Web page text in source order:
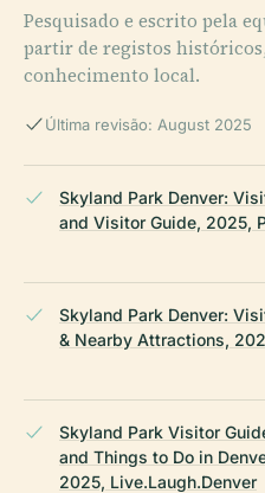
Pesquisado e escrito pela
partir de registos
conhecimento local.
Última revisão: August 2025
Skyland Park Denver:
and Visitor Guide, 2025,
Skyland Park Denver:
& Nearby Attractions,
Skyland Park Visitor
and Things to Do in
2025, Live.Laugh.Denver